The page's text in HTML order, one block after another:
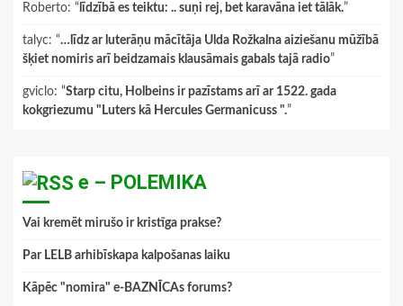
Roberto: “ līdzībā es teiktu: .. suņi rej, bet karavāna iet tālāk.”
talyc: “…līdz ar luterāņu mācītāja Ulda Rožkalna aiziešanu mūžībā
šķiet nomiris arī beidzamais klausāmais gabals tajā radio”
gviclo: “Starp citu, Holbeins ir pazīstams arī ar 1522. gada
kokgriezumu "Luters kā Hercules Germanicuss ".”
e – POLEMIKA
Vai kremēt mirušo ir kristīga prakse?
Par LELB arhibīskapa kalpošanas laiku
Kāpēc "nomira" e-BAZNĪCAs forums?